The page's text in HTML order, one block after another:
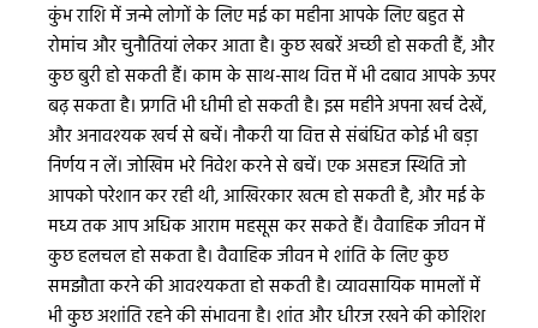
कुंभ राशि में जन्मे लोगों के लिए मई का महीना आपके लिए बहुत से
रोमांच और चुनौतियां लेकर आता है। कुछ खबरें अच्छी हो सकती हैं, और
कुछ बुरी हो सकती हैं। काम के साथ-साथ वित्त में भी दबाव आपके ऊपर
बढ़ सकता है। प्रगति भी धीमी हो सकती है। इस महीने अपना खर्च देखें,
और अनावश्यक खर्च से बचें। नौकरी या वित्त से संबंधित कोई भी बड़ा
निर्णय न लें। जोखिम भरे निवेश करने से बचें। एक असहज स्थिति जो
आपको परेशान कर रही थी, आखिरकार खत्म हो सकती है, और मई के
मध्य तक आप अधिक आराम महसूस कर सकते हैं। वैवाहिक जीवन में
कुछ हलचल हो सकता है। वैवाहिक जीवन मे शांति के लिए कुछ
समझौता करने की आवश्यकता हो सकती है। व्यावसायिक मामलों में
भी कुछ अशांति रहने की संभावना है। शांत और धीरज रखने की कोशिश